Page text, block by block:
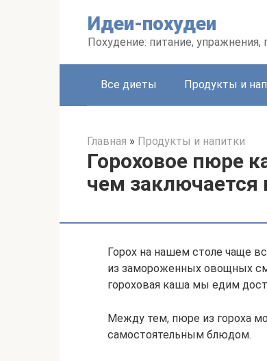
Идеи-похудеи
Похудение: питание, упражнения,
Все диеты Продукты и
Главная » Продукты и напитки
Гороховое пюре
чем заключается
Горох на нашем столе чаще
из замороженных овощных
гороховая каша мы едим
Между тем, пюре из гороха
самостоятельным блюдом.